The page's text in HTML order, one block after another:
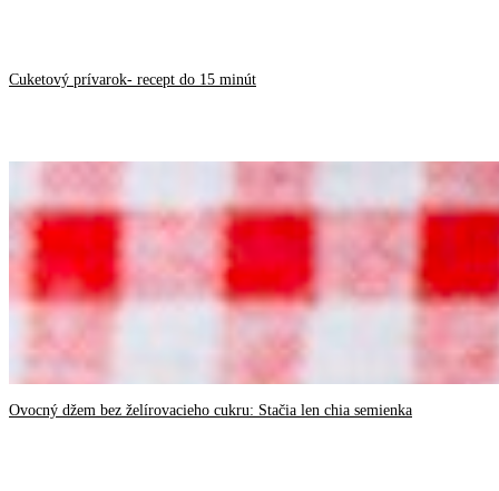
Cuketový prívarok- recept do 15 minút
Ovocný džem bez želírovacieho cukru: Stačia len chia semienka